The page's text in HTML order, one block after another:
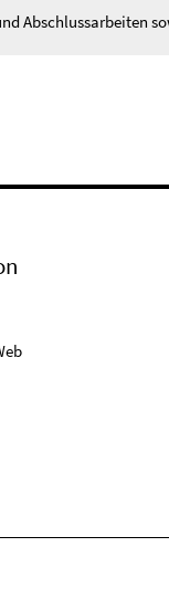
Abschlussarbeiten